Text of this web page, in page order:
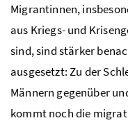
Migrantinnen,
aus Kriegs- und
sind, sind stärker
ausgesetzt: Zu der
Männern gegenüber
kommt noch die